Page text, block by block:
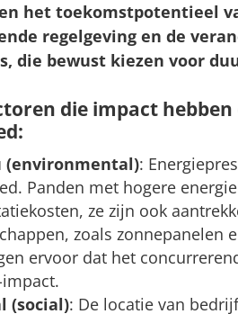
het toekomstpotentieel
regelgeving en de
die bewust kiezen voor
die impact
(environmental):
Panden met hogere
ze zijn ook
zoals zonnepanelen
ervoor dat het
(social): De locatie van